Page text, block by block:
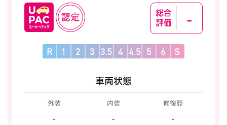
-
車両状態
外装
-
内装
-
修復歴
-